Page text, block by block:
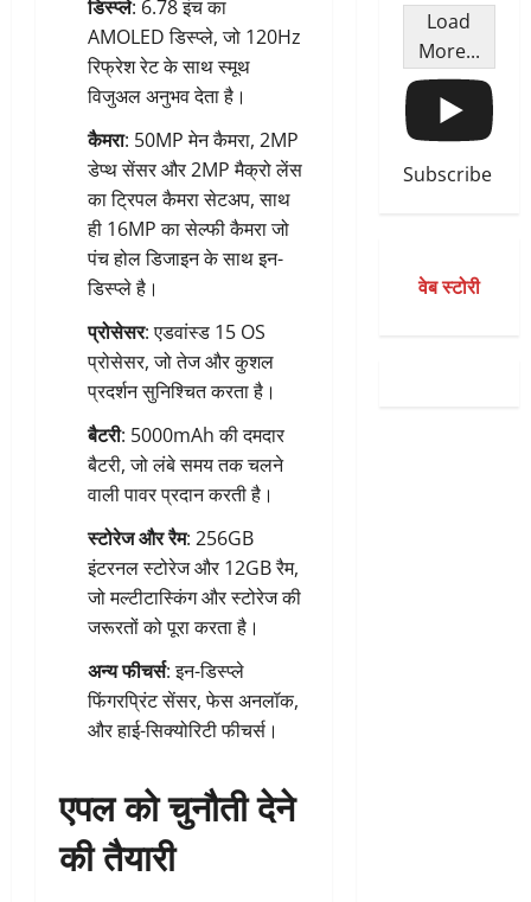
डिस्प्ले: 6.78 इंच का
AMOLED डिस्प्ले, जो 120Hz
रिफ्रेश रेट के साथ स्मूथ
विजुअल अनुभव देता है।
कैमरा: 50MP मेन कैमरा, 2MP
डेप्थ सेंसर और 2MP मैक्रो लेंस
का ट्रिपल कैमरा सेटअप, साथ
ही 16MP का सेल्फी कैमरा जो
पंच होल डिजाइन के साथ इन-
डिस्प्ले है।
प्रोसेसर: एडवांस्ड 15 OS
प्रोसेसर, जो तेज और कुशल
प्रदर्शन सुनिश्चित करता है।
बैटरी: 5000mAh की दमदार
बैटरी, जो लंबे समय तक चलने
वाली पावर प्रदान करती है।
स्टोरेज और रैम: 256GB
इंटरनल स्टोरेज और 12GB रैम,
जो मल्टीटास्किंग और स्टोरेज की
जरूरतों को पूरा करता है।
अन्य फीचर्स: इन-डिस्प्ले
फिंगरप्रिंट सेंसर, फेस अनलॉक,
और हाई-सिक्योरिटी फीचर्स।
एपल को चुनौती देने
की तैयारी
Load
More...
Subscribe
वेब स्टोरी